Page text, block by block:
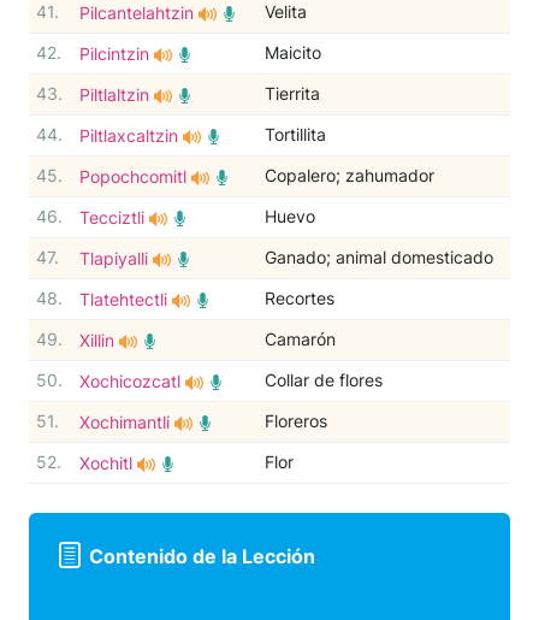
41. Pilcantelahtzin Velita
42. Pilcintzin Maicito
43. Piltlaltzin Tierrita
44. Piltlaxcaltzin Tortillita
45. Popochcomitl Copalero; zahumador
46. Tecciztli Huevo
47. Tlapiyalli Ganado; animal domesticado
48. Tlatehtectli Recortes
49. Xillin Camarón
50. Xochicozcatl Collar de flores
51. Xochimantli Floreros
52. Xochitl Flor
Contenido de la Lección